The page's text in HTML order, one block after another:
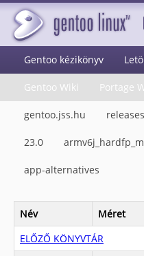
Gentoo kézikönyv
Gentoo Wiki Portage
gentoo.jss.hu releases
23.0
app-alternatives
Név Méret
ELŐZŐ KÖNYVTÁR